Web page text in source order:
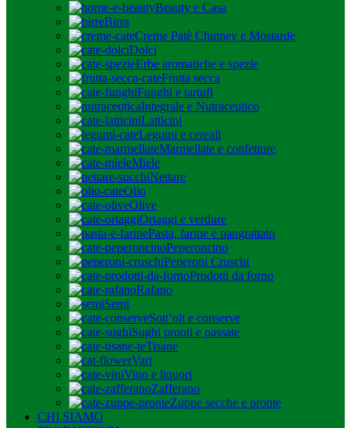
Beauty e Casa
Birra
Creme Patè Chutney e Mostarde
Dolci
Erbe aromatiche e spezie
Frutta secca
Funghi e tartufi
Integrale e Nutraceutico
Latticini
Legumi e cereali
Marmellate e confetture
Miele
Nettare
Olio
Olive
Ortaggi e verdure
Pasta, farine e pangrattato
Peperoncino
Peperoni Cruschi
Prodotti da forno
Rafano
Semi
Sott’oli e conserve
Sughi pronti e passate
Tisane
Vari
Vino e liquori
Zafferano
Zuppe secche e pronte
CHI SIAMO